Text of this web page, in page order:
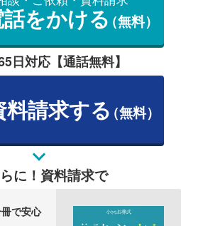
話をかける（無料）
日対応【通話無料】
料請求する（無料）
に！資料請求で
で安心